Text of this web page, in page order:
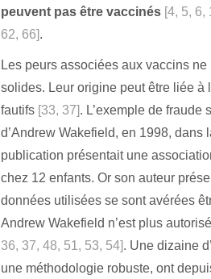
peuvent pas être vaccinés [4, 5, 6,
62, 66].
Les peurs associées aux vaccins
solides. Leur origine peut être liée
fautifs [33, 37]. L’exemple de
d’Andrew Wakefield, en 1998,
publication présentait une
chez 12 enfants. Or son auteur
données utilisées se sont avérées
Andrew Wakefield n’est plus
36, 37, 48, 51, 53, 54]. Une dizaine
une méthodologie robuste, ont